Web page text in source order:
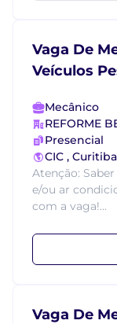
Vaga De
Veículos
Mecânico
REFORME
Presencial
CIC ,
Atenção:
e/ou ar
com a vaga!...
Vaga De